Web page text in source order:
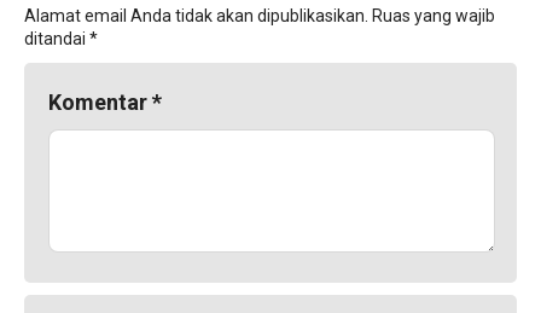
Alamat email Anda tidak akan dipublikasikan. Ruas yang wajib
ditandai *
Komentar*